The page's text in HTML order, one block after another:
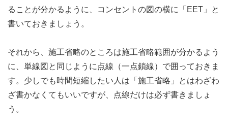
ることが分かるように、コンセントの図の横に「EET」と
書いておきましょう。
それから、施工省略のところは施工省略範囲が分かるよう
に、単線図と同じように点線（一点鎖線）で囲っておきま
す。少しでも時間短縮したい人は「施工省略」とはわざわ
ざ書かなくてもいいですが、点線だけは必ず書きましょ
う。